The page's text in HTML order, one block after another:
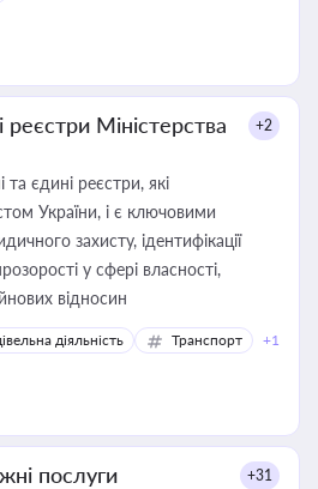
Міністерства
+2
та єдині реєстри, які
України, і є ключовими
захисту, ідентифікації
у сфері власності,
відносин
діяльність Транспорт +1
послуги +31